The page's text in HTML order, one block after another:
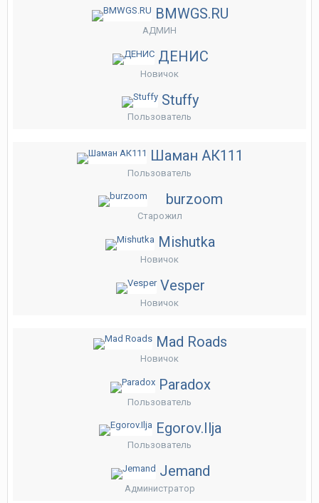
BMWGS.RU
АДМИН
ДЕНИС
Новичок
Stuffy
Пользователь
Шаман АК111
Пользователь
burzoom
Старожил
Mishutka
Новичок
Vesper
Новичок
Mad Roads
Новичок
Paradox
Пользователь
Egorov.Ilja
Пользователь
Jemand
Администратор